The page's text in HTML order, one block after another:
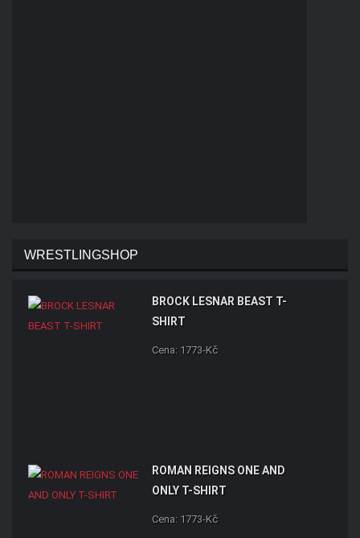
WRESTLINGSHOP
BROCK LESNAR BEAST T-
SHIRT
Cena: 1773-Kč
ROMAN REIGNS ONE AND
ONLY T-SHIRT
Cena: 1773-Kč